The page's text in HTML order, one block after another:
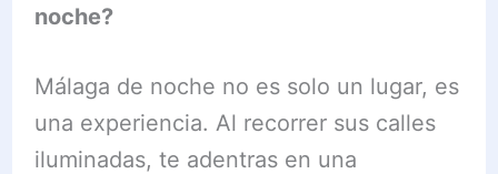
noche?
Málaga de noche no es solo un lugar, es
una experiencia. Al recorrer sus calles
iluminadas, te adentras en una